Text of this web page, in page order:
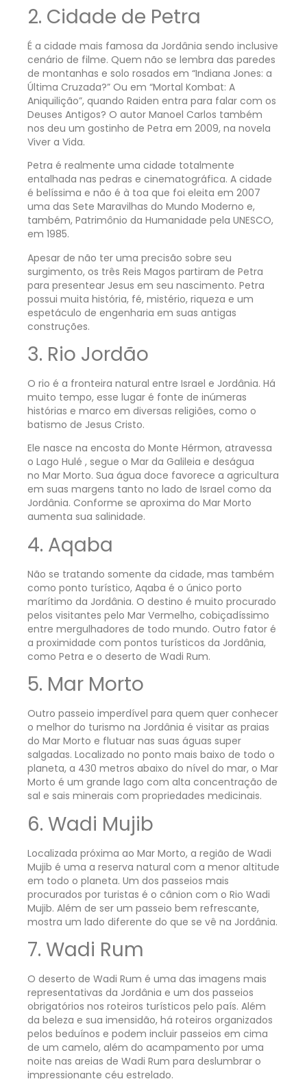
2. Cidade de Petra
É a cidade mais famosa da Jordânia sendo inclusive
cenário de filme. Quem não se lembra das paredes
de montanhas e solo rosados em “Indiana Jones: a
Última Cruzada?” Ou em “Mortal Kombat: A
Aniquilição”, quando Raiden entra para falar com os
Deuses Antigos? O autor Manoel Carlos também
nos deu um gostinho de Petra em 2009, na novela
Viver a Vida.
Petra é realmente uma cidade totalmente
entalhada nas pedras e cinematográfica. A cidade
é belíssima e não é à toa que foi eleita em 2007
uma das Sete Maravilhas do Mundo Moderno e,
também, Patrimônio da Humanidade pela UNESCO,
em 1985.
Apesar de não ter uma precisão sobre seu
surgimento, os três Reis Magos partiram de Petra
para presentear Jesus em seu nascimento. Petra
possui muita história, fé, mistério, riqueza e um
espetáculo de engenharia em suas antigas
construções.
3. Rio Jordão
O rio é a fronteira natural entre Israel e Jordânia. Há
muito tempo, esse lugar é fonte de inúmeras
histórias e marco em diversas religiões, como o
batismo de Jesus Cristo.
Ele nasce na encosta do Monte Hérmon, atravessa
o Lago Hulé , segue o Mar da Galileia e deságua
no Mar Morto. Sua água doce favorece a agricultura
em suas margens tanto no lado de Israel como da
Jordânia. Conforme se aproxima do Mar Morto
aumenta sua salinidade.
4. Aqaba
Não se tratando somente da cidade, mas também
como ponto turístico, Aqaba é o único porto
marítimo da Jordânia. O destino é muito procurado
pelos visitantes pelo Mar Vermelho, cobiçadíssimo
entre mergulhadores de todo mundo. Outro fator é
a proximidade com pontos turísticos da Jordânia,
como Petra e o deserto de Wadi Rum.
5. Mar Morto
Outro passeio imperdível para quem quer conhecer
o melhor do turismo na Jordânia é visitar as praias
do Mar Morto e flutuar nas suas águas super
salgadas. Localizado no ponto mais baixo de todo o
planeta, a 430 metros abaixo do nível do mar, o Mar
Morto é um grande lago com alta concentração de
sal e sais minerais com propriedades medicinais.
6. Wadi Mujib
Localizada próxima ao Mar Morto, a região de Wadi
Mujib é uma a reserva natural com a menor altitude
em todo o planeta. Um dos passeios mais
procurados por turistas é o cânion com o Rio Wadi
Mujib. Além de ser um passeio bem refrescante,
mostra um lado diferente do que se vê na Jordânia.
7. Wadi Rum
O deserto de Wadi Rum é uma das imagens mais
representativas da Jordânia e um dos passeios
obrigatórios nos roteiros turísticos pelo país. Além
da beleza e sua imensidão, há roteiros organizados
pelos beduínos e podem incluir passeios em cima
de um camelo, além do acampamento por uma
noite nas areias de Wadi Rum para deslumbrar o
impressionante céu estrelado.